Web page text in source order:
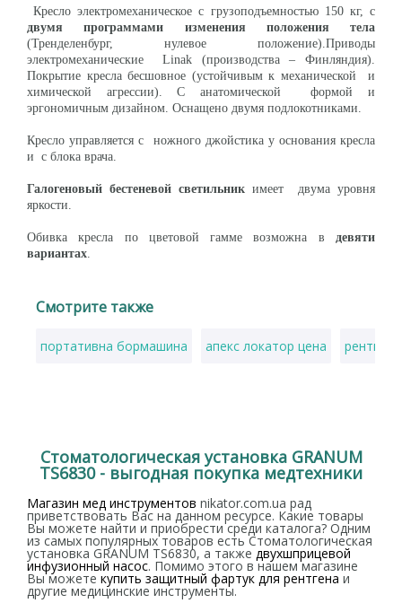
Кресло электромеханическое с грузоподъемностью 150 кг, с
двумя программами изменения положения тела
(Тренделенбург, нулевое положение).Приводы
электромеханические Linak (производства – Финляндия).
Покрытие кресла бесшовное (устойчивым к механической и
химической агрессии). С анатомической формой и
эргономичным дизайном. Оснащено двумя подлокотниками.
Кресло управляется с ножного джойстика у основания кресла
и с блока врача.
Галогеновый бестеневой светильник имеет двума уровня
яркости.
Обивка кресла по цветовой гамме возможна в девяти
вариантах.
Смотрите также
портативна бормашина апекс локатор цена рентген
Стоматологическая установка GRANUM
TS6830 - выгодная покупка медтехники
Магазин мед инструментов nikator.com.ua рад
приветствовать Вас на данном ресурсе. Какие товары
Вы можете найти и приобрести среди каталога? Одним
из самых популярных товаров есть Стоматологическая
установка GRANUM TS6830, а также двухшприцевой
инфузионный насос. Помимо этого в нашем магазине
Вы можете купить защитный фартук для рентгена и
другие медицинские инструменты.